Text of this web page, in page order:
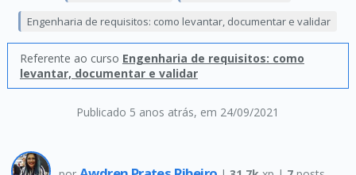
Publicado 5 anos atrás, em 24/09/2021
Engenharia de requisitos: como levantar, documentar e validar
Referente ao curso Engenharia de requisitos: como
levantar, documentar e validar